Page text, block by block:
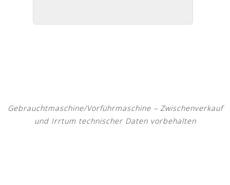
Gebrauchtmaschine/Vorführmaschine – Zwischenverkauf
und Irrtum technischer Daten vorbehalten